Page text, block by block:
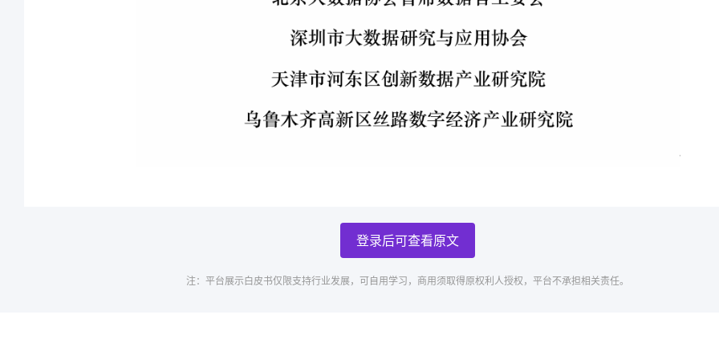
登录后可查看原文
注：平台展示白皮书仅限支持行业发展，可自用学习，商用须取得原权利人授权，平台不承担相关责任。